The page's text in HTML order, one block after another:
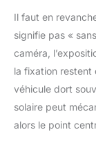
Il faut en
signifie pas «
caméra,
la fixation restent
véhicule dort
solaire peut
alors le point